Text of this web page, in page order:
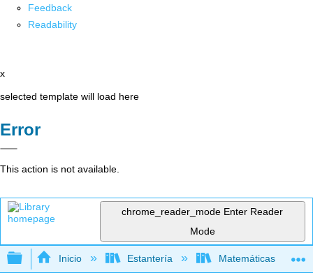
Feedback
Readability
x
selected template will load here
Error
This action is not available.
chrome_reader_mode Enter Reader
Mode
Expandir/contraer jerarquía global
Inicio Estantería Matemáticas